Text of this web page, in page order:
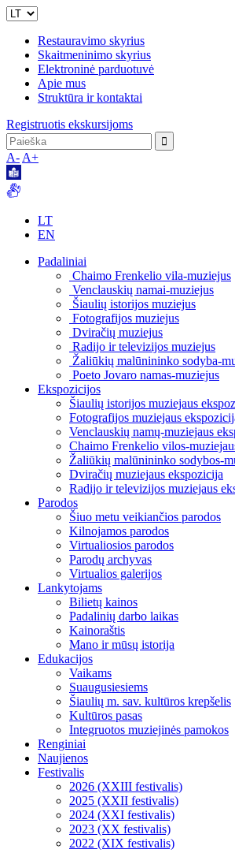
Restauravimo skyrius
Skaitmeninimo skyrius
Elektroninė parduotuvė
Apie mus
Struktūra ir kontaktai
Registruotis ekskursijoms
A- A+
LT
EN
Padaliniai
Chaimo Frenkelio vila-muziejus
Venclauskių namai-muziejus
Šiaulių istorijos muziejus
Fotografijos muziejus
Dviračių muziejus
Radijo ir televizijos muziejus
Žaliūkių malūnininko sodyba-
Poeto Jovaro namas-muziejus
Ekspozicijos
Šiaulių istorijos muziejaus
Fotografijos muziejaus
Venclauskių namų-muziejaus
Chaimo Frenkelio vilos-
Žaliūkių malūnininko sodybos-
Dviračių muziejaus ekspozicija
Radijo ir televizijos muziejaus
Parodos
Šiuo metu veikiančios parodos
Kilnojamos parodos
Virtualiosios parodos
Parodų archyvas
Virtualios galerijos
Lankytojams
Bilietų kainos
Padalinių darbo laikas
Kainoraštis
Mano ir mūsų istorija
Edukacijos
Vaikams
Suaugusiesiems
Šiaulių m. sav. kultūros krepšelis
Kultūros pasas
Integruotos muziejinės pamokos
Renginiai
Naujienos
Festivalis
2026 (XXIII festivalis)
2025 (XXII festivalis)
2024 (XXI festivalis)
2023 (XX festivalis)
2022 (XIX festivalis)